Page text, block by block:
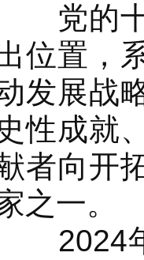
党的十
位置，
发展战
性成就
者向开
之一。
2024年